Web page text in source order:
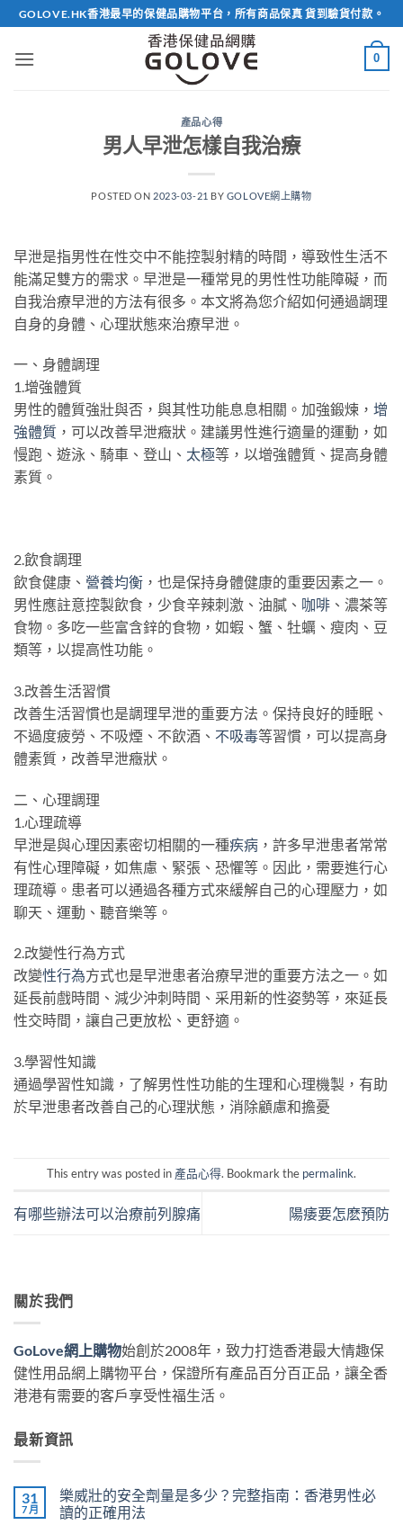
Skip
to
content
GOLOVE.HK香港最早的保健品購物平台，所有商品保真 貨到驗貨付款。
0
產品心得
男人早泄怎樣自我治療
POSTED ON 2023-03-21 BY GOLOVE網上購物
早泄是指男性在性交中不能控製射精的時間，導致性生活不
能滿足雙方的需求。早泄是一種常見的男性性功能障礙，而
自我治療早泄的方法有很多。本文將為您介紹如何通過調理
自身的身體、心理狀態來治療早泄。
一、身體調理
1.增強體質
男性的體質強壯與否，與其性功能息息相關。加強鍛煉， 增
強體質 ，可以改善早泄癥狀。建議男性進行適量的運動，如
慢跑、遊泳、騎車、登山、 太極等，以增強體質、提高身體
素質。
2.飲食調理
飲食健康、 營養均衡 ，也是保持身體健康的重要因素之一。
男性應註意控製飲食，少食辛辣刺激、油膩、 咖啡 、濃茶等
食物。多吃一些富含鋅的食物，如蝦、蟹、牡蠣、瘦肉、豆
類等，以提高性功能。
3.改善生活習慣
改善生活習慣也是調理早泄的重要方法。保持良好的睡眠、
不過度疲勞、不吸煙、不飲酒、 不吸毒等習慣，可以提高身
體素質，改善早泄癥狀。
二、心理調理
1.心理疏導
早泄是與心理因素密切相關的一種疾病 ，許多早泄患者常常
有性心理障礙，如焦慮、緊張、恐懼等。因此，需要進行心
理疏導。患者可以通過各種方式來緩解自己的心理壓力，如
聊天、運動、聽音樂等。
2.改變性行為方式
改變性行為方式也是早泄患者治療早泄的重要方法之一。如
延長前戲時間、減少沖刺時間、采用新的性姿勢等，來延長
性交時間，讓自己更放松、更舒適。
3.學習性知識
通過學習性知識，了解男性性功能的生理和心理機製，有助
於早泄患者改善自己的心理狀態，消除顧慮和擔憂
This entry was posted in 產品心得. Bookmark the permalink.
有哪些辦法可以治療前列腺痛 陽痿要怎麽預防
關於我們
GoLove網上購物始創於2008年，致力打造香港最大情趣保
健性用品網上購物平台，保證所有產品百分百正品，讓全香
港港有需要的客戶享受性福生活。
最新資訊
31
7 月
樂威壯的安全劑量是多少？完整指南：香港男性必
讀的正確用法